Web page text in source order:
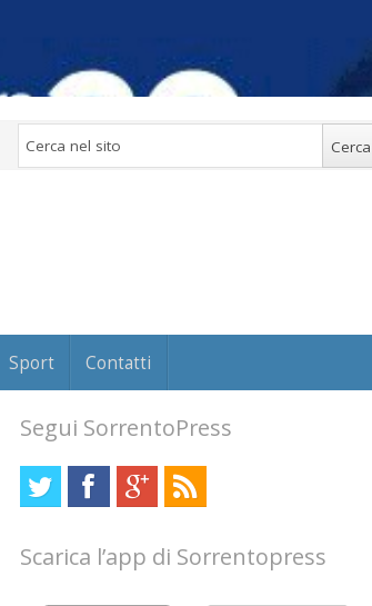
Sport Contatti
Segui SorrentoPress
Scarica l’app di Sorrentopress